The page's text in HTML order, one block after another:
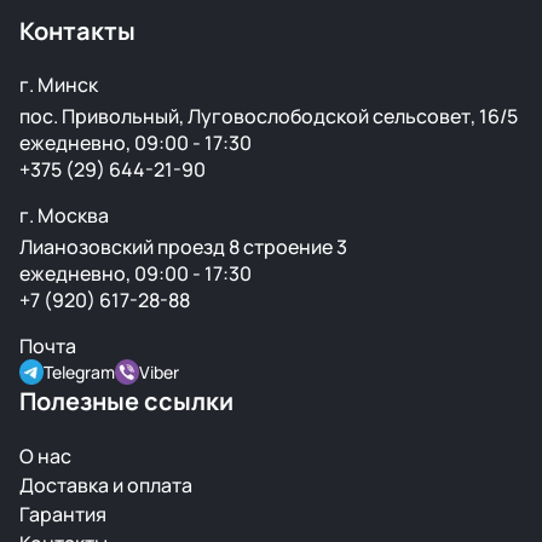
Контакты
г. Минск
пос. Привольный, Луговослободской сельсовет, 16/5
ежедневно, 09:00 - 17:30
+375 (29) 644-21-90
г. Москва
Лианозовский проезд 8 строение 3
ежедневно, 09:00 - 17:30
+7 (920) 617-28-88
Почта
Telegram Viber
Полезные ссылки
О нас
Доставка и оплата
Гарантия